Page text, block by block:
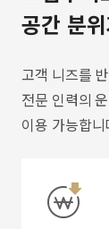
공간 분
고객 니즈를
전문 인력의
이용 가능합니